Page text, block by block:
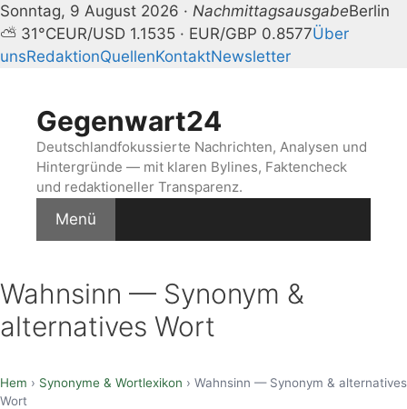
Sonntag, 9 August 2026 · NachmittagsausgabeBerlin
⛅ 31°CEUR/USD 1.1535 · EUR/GBP 0.8577Über
unsRedaktionQuellenKontaktNewsletter
springenGegenwart24
Deutschlandfokussierte Nachrichten, Analysen und
Hintergründe — mit klaren Bylines, Faktencheck
und redaktioneller Transparenz.
Menü
Wahnsinn — Synonym &
alternatives Wort
Hem › Synonyme & Wortlexikon › Wahnsinn — Synonym & alternatives
Wort